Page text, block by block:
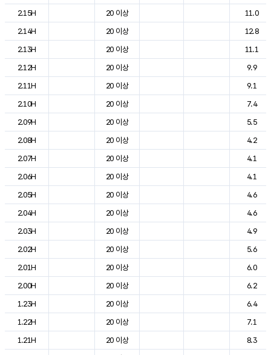
2.15H
20 이상
11.0
2.14H
20 이상
12.8
2.13H
20 이상
11.1
2.12H
20 이상
9.9
2.11H
20 이상
9.1
2.10H
20 이상
7.4
2.09H
20 이상
5.5
2.08H
20 이상
4.2
2.07H
20 이상
4.1
2.06H
20 이상
4.1
2.05H
20 이상
4.6
2.04H
20 이상
4.6
2.03H
20 이상
4.9
2.02H
20 이상
5.6
2.01H
20 이상
6.0
2.00H
20 이상
6.2
1.23H
20 이상
6.4
1.22H
20 이상
7.1
1.21H
20 이상
8.3